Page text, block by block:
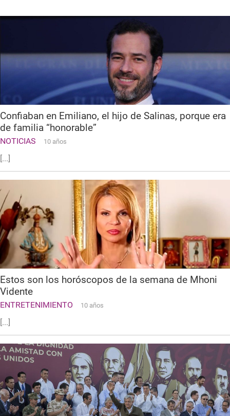
Confiaban en Emiliano, el hijo de Salinas, porque era
de familia “honorable”
NOTICIAS 10 años
[...]
Estos son los horóscopos de la semana de Mhoni
Vidente
ENTRETENIMIENTO 10 años
[...]